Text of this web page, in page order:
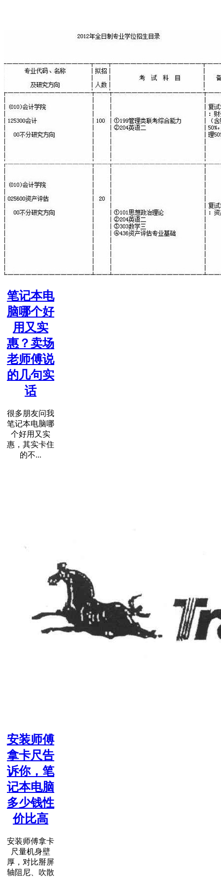
笔记本电
脑哪个好
用又实
惠？卖场
老师傅说
的几句实
话
很多朋友问我
笔记本电脑哪
个好用又实
惠，其实卡住
的不...
安装师傅
拿卡尺告
诉你，笔
记本电脑
多少钱性
价比高
安装师傅拿卡
尺量机身壁
厚，对比掰屏
轴阻尼、吹散